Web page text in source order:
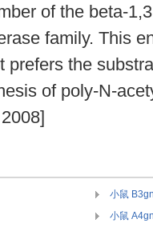
of the beta-
family. This
prefers the
of poly-N-
小鼠
小鼠